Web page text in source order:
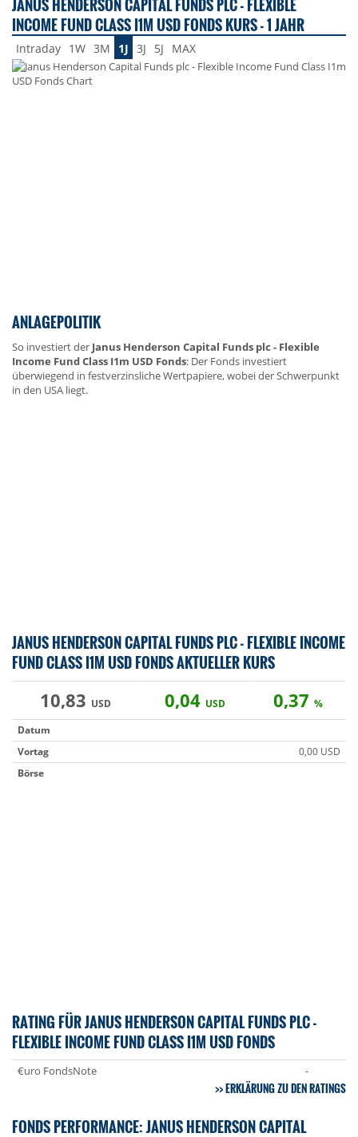
JANUS HENDERSON CAPITAL FUNDS PLC - FLEXIBLE
INCOME FUND CLASS I1M USD FONDS KURS - 1 JAHR
Intraday 1W 3M 1J 3J 5J MAX
ANLAGEPOLITIK
So investiert der Janus Henderson Capital Funds plc - Flexible
Income Fund Class I1m USD Fonds: Der Fonds investiert
überwiegend in festverzinsliche Wertpapiere, wobei der Schwerpunkt
in den USA liegt.
JANUS HENDERSON CAPITAL FUNDS PLC - FLEXIBLE INCOME
FUND CLASS I1M USD FONDS AKTUELLER KURS
10,83 USD 0,04 USD 0,37 %
Datum
Vortag
0,00 USD
Börse
RATING FÜR JANUS HENDERSON CAPITAL FUNDS PLC -
FLEXIBLE INCOME FUND CLASS I1M USD FONDS
€uro FondsNote -
ERKLÄRUNG ZU DEN RATINGS
FONDS PERFORMANCE: JANUS HENDERSON CAPITAL